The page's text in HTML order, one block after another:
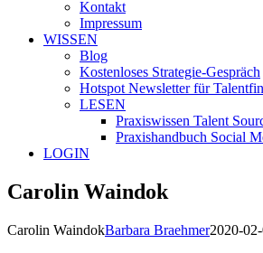
Kontakt
Impressum
WISSEN
Blog
Kostenloses Strategie-Gespräch
Hotspot Newsletter für
LESEN
Praxiswissen Talent
Praxishandbuch Social
LOGIN
Carolin Waindok
Carolin WaindokBarbara Braehmer2020-